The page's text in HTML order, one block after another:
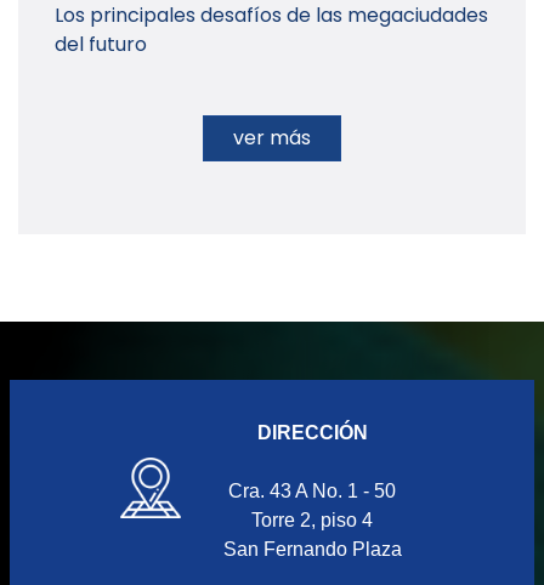
Los principales desafíos de las megaciudades
del futuro
ver más
DIRECCIÓN
Cra. 43 A No. 1 - 50
Torre 2, piso 4
San Fernando Plaza